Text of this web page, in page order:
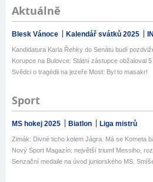
Aktuálně
Blesk Vánoce Kalendář svátků 2025
Kandidatura Karla Řehky do Senátu budí
Korupce na Bulovce: Státní zástupce obžaloval 5
Svědci o tragédii na jezeře Most: Byl to masakr!
Sport
MS hokej 2025 Biatlon Liga mistrů
Zimák: Divné ticho kolem Jágra. Má se Kometa
Nový Sport Magazín: největší triumf Messiho,
Senzační medaile na úvod juniorského MS.